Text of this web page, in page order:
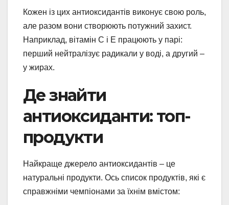
Кожен із цих антиоксидантів виконує свою роль,
але разом вони створюють потужний захист.
Наприклад, вітамін C і E працюють у парі:
перший нейтралізує радикали у воді, а другий –
у жирах.
Де знайти
антиоксиданти: топ-
продукти
Найкраще джерело антиоксидантів – це
натуральні продукти. Ось список продуктів, які є
справжніми чемпіонами за їхнім вмістом: